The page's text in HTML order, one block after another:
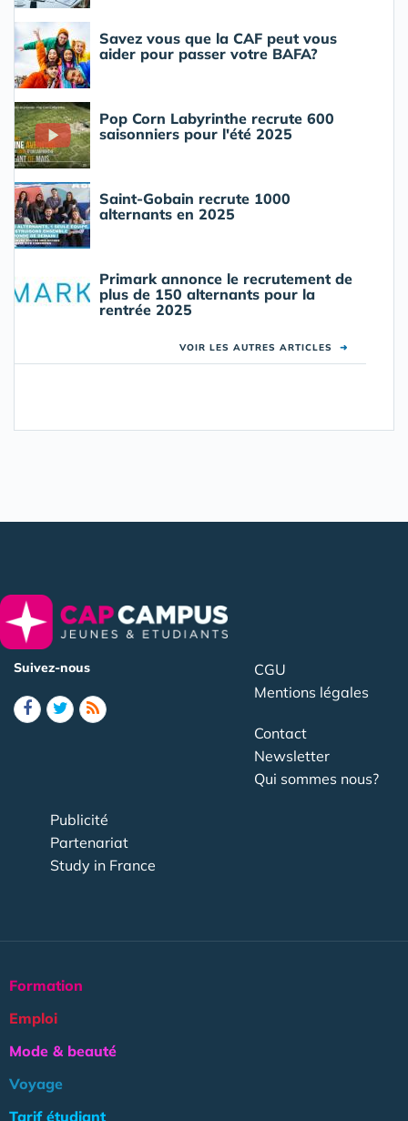
Savez vous que la CAF peut vous
aider pour passer votre BAFA?
Pop Corn Labyrinthe recrute 600
saisonniers pour l'été 2025
Saint-Gobain recrute 1000
alternants en 2025
Primark annonce le recrutement de
plus de 150 alternants pour la
rentrée 2025
VOIR LES AUTRES ARTICLES ➜
Suivez-nous
CGU
Mentions légales
Contact
Newsletter
Qui sommes nous?
Publicité
Partenariat
Study in France
Formation
Emploi
Mode & beauté
Voyage
Tarif étudiant